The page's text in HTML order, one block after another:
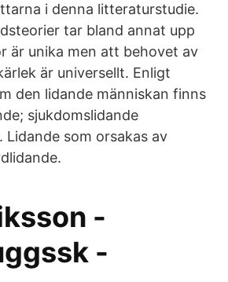
i denna litteraturstudie.
tar bland annat upp
är unika men att behovet av
är universellt. Enligt
den lidande människan finns
sjukdomslidande
Lidande som orsakas av
-
-